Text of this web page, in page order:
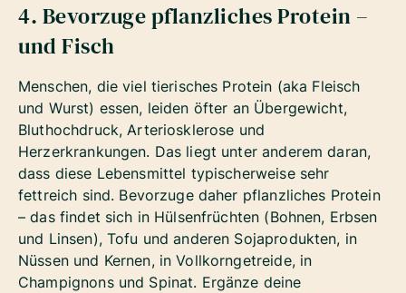
4. Bevorzuge pflanzliches Protein –
und Fisch
Menschen, die viel tierisches Protein (aka Fleisch
und Wurst) essen, leiden öfter an Übergewicht,
Bluthochdruck, Arteriosklerose und
Herzerkrankungen. Das liegt unter anderem daran,
dass diese Lebensmittel typischerweise sehr
fettreich sind. Bevorzuge daher pflanzliches Protein
– das findet sich in Hülsenfrüchten (Bohnen, Erbsen
und Linsen), Tofu und anderen Sojaprodukten, in
Nüssen und Kernen, in Vollkorngetreide, in
Champignons und Spinat. Ergänze deine